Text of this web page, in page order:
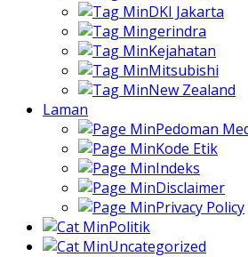
DKI Jakarta
gerindra
Kejahatan
Mitsubishi
New Zealand
Laman
Pedoman
Kode Etik
Indeks
Disclaimer
Privacy Policy
Politik
Uncategorized